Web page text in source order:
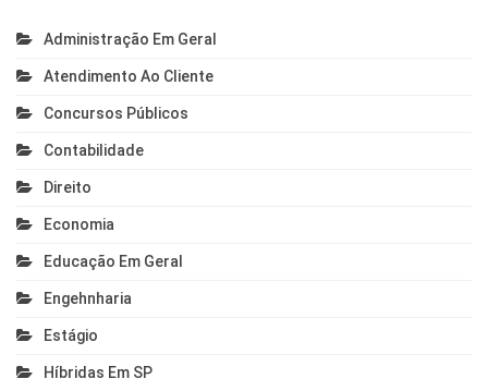
Administração Em Geral
Atendimento Ao Cliente
Concursos Públicos
Contabilidade
Direito
Economia
Educação Em Geral
Engehnharia
Estágio
Híbridas Em SP